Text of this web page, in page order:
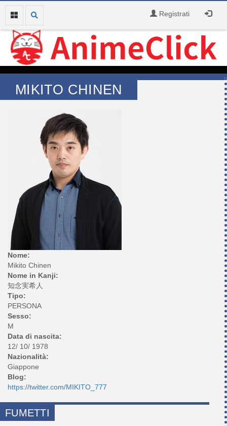
Registrati
MIKITO CHINEN
Nome:
Mikito Chinen
Nome in Kanji:
知念実希人
Tipo:
PERSONA
Sesso:
M
Data di nascita:
12/ 10/ 1978
Nazionalità:
Giappone
Blog:
https://twitter.com/MIKITO_777
FUMETTI